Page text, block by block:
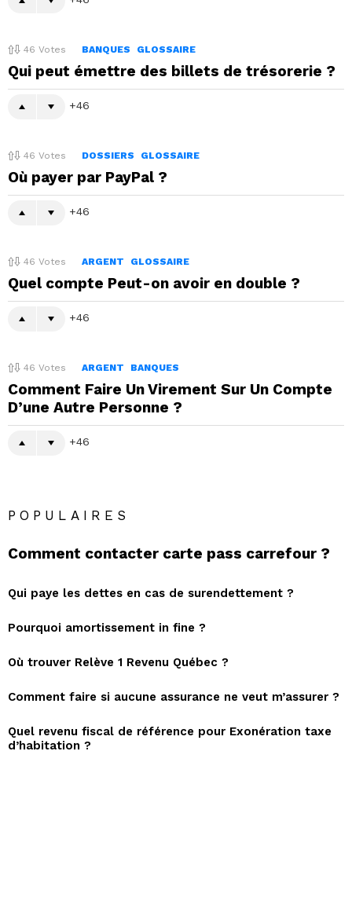
46 Votes BANQUES GLOSSAIRE
Qui peut émettre des billets de trésorerie ?
46
46 Votes DOSSIERS GLOSSAIRE
Où payer par PayPal ?
46
46 Votes ARGENT GLOSSAIRE
Quel compte Peut-on avoir en double ?
46
46 Votes ARGENT BANQUES
Comment Faire Un Virement Sur Un Compte
D’une Autre Personne ?
46
POPULAIRES
Comment contacter carte pass carrefour ?
Qui paye les dettes en cas de surendettement ?
Pourquoi amortissement in fine ?
Où trouver Relève 1 Revenu Québec ?
Comment faire si aucune assurance ne veut m’assurer ?
Quel revenu fiscal de référence pour Exonération taxe
d’habitation ?